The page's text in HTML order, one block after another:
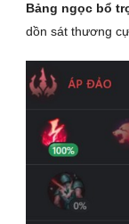
Bảng ngọc bổ
dồn sát thương